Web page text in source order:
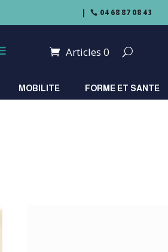
 04 68 87 08 43
Articles 0
MOBILITE FORME ET SANTE